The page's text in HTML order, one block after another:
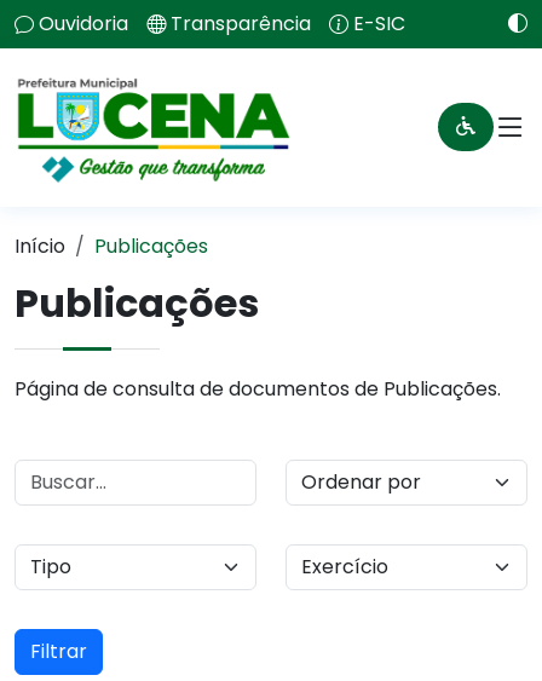
Ouvidoria Transparência E-SIC
Início Publicações
Publicações
Página de consulta de documentos de Publicações.
Filtrar